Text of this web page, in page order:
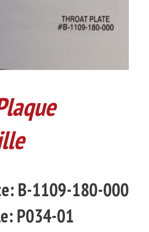
B-1109-180-000
P034-01